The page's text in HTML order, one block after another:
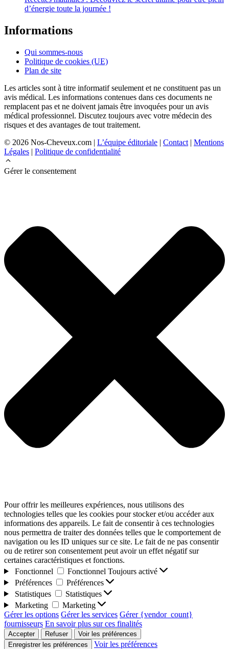
d’énergie toute la journée !
Informations
Qui sommes-nous
Politique de cookies (UE)
Plan de site
Les articles sont à titre informatif seulement et ne constituent pas un
avis médical. Les informations contenues dans ces documents ne
remplacent pas et ne doivent jamais être invoquées pour un avis
médical professionnel. Discutez toujours avec votre médecin des
risques et des avantages de tout traitement.
© 2026 Nos-Cheveux.com | L’équipe éditoriale | Contact | Mentions
Légales | Politique de confidentialité
Gérer le consentement
Pour offrir les meilleures expériences, nous utilisons des
technologies telles que les cookies pour stocker et/ou accéder aux
informations des appareils. Le fait de consentir à ces technologies
nous permettra de traiter des données telles que le comportement de
navigation ou les ID uniques sur ce site. Le fait de ne pas consentir
ou de retirer son consentement peut avoir un effet négatif sur
certaines caractéristiques et fonctions.
Fonctionnel
Fonctionnel Toujours activé
Préférences
Préférences
Statistiques
Statistiques
Marketing
Marketing
Gérer les options Gérer les services Gérer {vendor_count}
fournisseurs En savoir plus sur ces finalités
Accepter Refuser
Voir les préférences
Enregistrer les préférences
Voir les préférences